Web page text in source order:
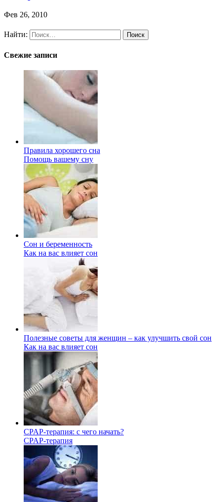
Фев 26, 2010
Найти:
Свежие записи
Правила хорошего сна
Помощь вашему сну
Сон и беременность
Как на вас влияет сон
Полезные советы для женщин – как улучшить свой сон
Как на вас влияет сон
CPAP-терапия: с чего начать?
CPAP-терапия